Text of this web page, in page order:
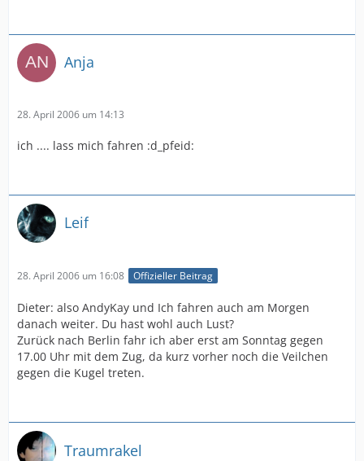
Anja
28. April 2006 um 14:13
ich .... lass mich fahren :d_pfeid:
Leif
28. April 2006 um 16:08 Offizieller Beitrag
Dieter: also AndyKay und Ich fahren auch am Morgen
danach weiter. Du hast wohl auch Lust?
Zurück nach Berlin fahr ich aber erst am Sonntag gegen
17.00 Uhr mit dem Zug, da kurz vorher noch die Veilchen
gegen die Kugel treten.
Traumrakel